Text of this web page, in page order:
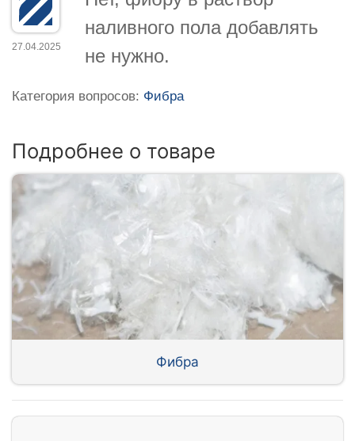
27.04.2025
наливного пола добавлять
не нужно.
Категория вопросов: Фибра
Подробнее о товаре
Фибра